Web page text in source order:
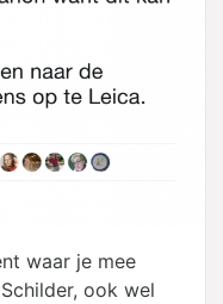
waar je mee
ook wel